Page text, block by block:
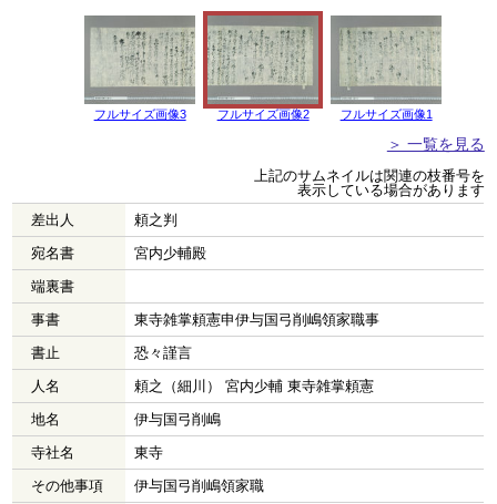
フルサイズ画像3 フルサイズ画像2 フルサイズ画像1
＞ 一覧を見る
上記のサムネイルは関連の枝番号を
表示している場合があります
差出人
頼之判
宛名書
宮内少輔殿
端裏書
事書
東寺雑掌頼憲申伊与国弓削嶋領家職事
書止
恐々謹言
人名
頼之（細川） 宮内少輔 東寺雑掌頼憲
地名
伊与国弓削嶋
寺社名
東寺
その他事項
伊与国弓削嶋領家職